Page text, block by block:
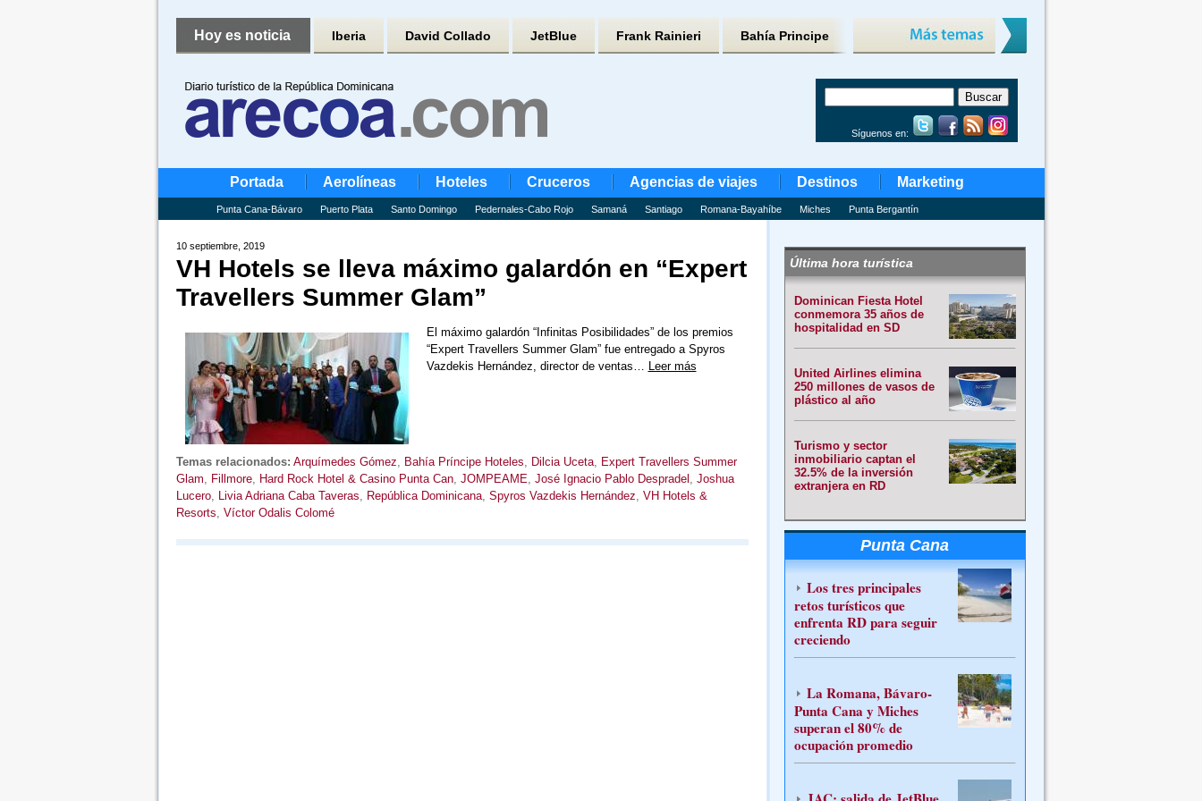
Hoy es noticia Iberia David Collado JetBlue Frank Rainieri Bahía Principe
Síguenos en:
Portada Aerolíneas Hoteles Cruceros Agencias de viajes Destinos Marketing
Punta Cana-Bávaro Puerto Plata Santo Domingo Pedernales-Cabo Rojo Samaná Santiago Romana-Bayahíbe Miches Punta Bergantín
10 septiembre, 2019
VH Hotels se lleva máximo galardón en “Expert
Travellers Summer Glam”
El máximo galardón “Infinitas Posibilidades” de los premios
“Expert Travellers Summer Glam” fue entregado a Spyros
Vazdekis Hernández, director de ventas… Leer más
Temas relacionados: Arquímedes Gómez, Bahía Príncipe Hoteles, Dilcia Uceta, Expert Travellers Summer
Glam, Fillmore, Hard Rock Hotel & Casino Punta Can, JOMPEAME, José Ignacio Pablo Despradel , Joshua
Lucero, Livia Adriana Caba Taveras, República Dominicana, Spyros Vazdekis Hernández, VH Hotels &
Resorts, Víctor Odalis Colomé
Última hora turística
Dominican Fiesta Hotel
conmemora 35 años de
hospitalidad en SD
United Airlines elimina
250 millones de vasos de
plástico al año
Turismo y sector
inmobiliario captan el
32.5% de la inversión
extranjera en RD
Punta Cana
Los tres principales
retos turísticos que
enfrenta RD para seguir
creciendo
La Romana, Bávaro-
Punta Cana y Miches
superan el 80% de
ocupación promedio